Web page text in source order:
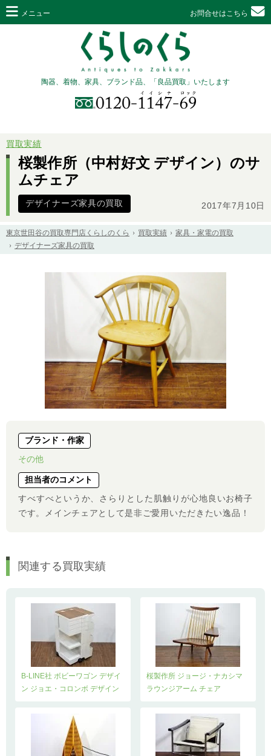
メニュー お問合せはこちら
陶器、着物、家具、ブランド品、「良品買取」いたします
買取実績
桜製作所（中村好文 デザイン）のサ
ムチェア
デザイナーズ家具の買取 2017年7月10日
東京世田谷の買取専門店くらしのくら 買取実績
家具・家電の買取
デザイナーズ家具の買取
ブランド・作家
その他
担当者のコメント
すべすべというか、さらりとした肌触りが心地良いお椅子
です。メインチェアとして是非ご愛用いただきたい逸品！
関連する買取実績
B-LINE社 ボビーワゴン デザイ
ン ジョエ・コロンボ デザイン
桜製作所 ジョージ・ナカシマ
ラウンジアーム チェア